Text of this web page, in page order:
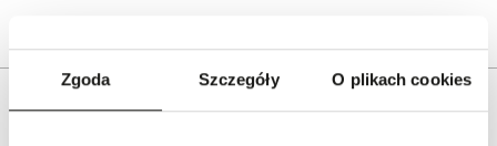
Zgoda Szczegóły O plikach cookies
Tagi